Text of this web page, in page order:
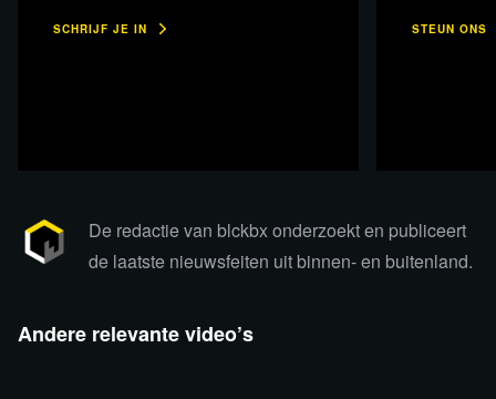
SCHRIJF JE IN STEUN ONS
De redactie van blckbx onderzoekt en publiceert
de laatste nieuwsfeiten uit binnen- en buitenland.
Andere relevante video’s